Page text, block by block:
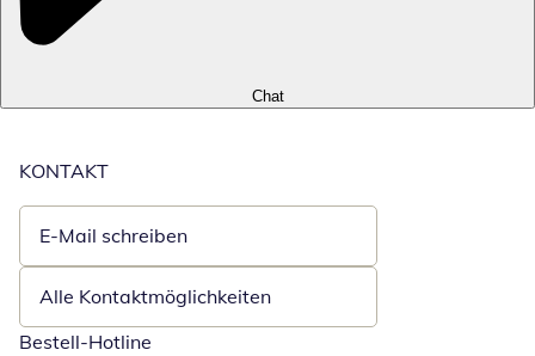
Chat
KONTAKT
E-Mail schreiben
Öffnet E-Mail-Client
Alle Kontaktmöglichkeiten
Bestell-Hotline